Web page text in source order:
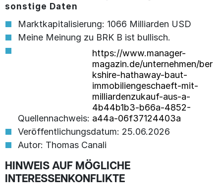
sonstige Daten
Marktkapitalisierung: 1066 Milliarden USD
Meine Meinung zu BRK B ist bullisch.
Quellennachweis:
https://www.manager-
magazin.de/unternehmen/ber
kshire-hathaway-baut-
immobiliengeschaeft-mit-
milliardenzukauf-aus-a-
4b44b1b3-b66a-4852-
a44a-06f37124403a
Veröffentlichungsdatum: 25.06.2026
Autor: Thomas Canali
HINWEIS AUF MÖGLICHE
INTERESSENKONFLIKTE